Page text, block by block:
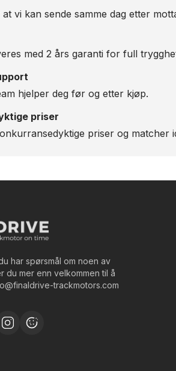
vi kan sende samme dag etter
med 2 års garanti for full
hjelper deg før og etter kjøp.
priser
priser og matcher
har spørsmål om noen av
du mer enn velkommen til å
trackmotors.com